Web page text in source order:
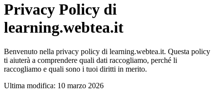
Privacy Policy di
learning.webtea.it
Benvenuto nella privacy policy di learning.webtea.it. Questa policy
ti aiuterà a comprendere quali dati raccogliamo, perché li
raccogliamo e quali sono i tuoi diritti in merito.
Ultima modifica: 10 marzo 2026